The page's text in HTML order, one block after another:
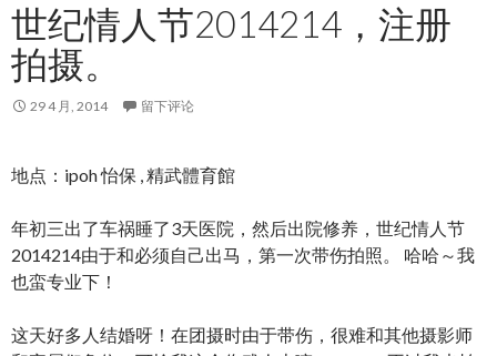
世纪情人节2014214，注册
拍摄。
29 4 月, 2014 留下评论
地点：ipoh 怡保 , 精武體育館
年初三出了车祸睡了3天医院，然后出院修养，世纪情人节
2014214由于和必须自己出马，第一次带伤拍照。 哈哈～我
也蛮专业下！
这天好多人结婚呀！在团摄时由于带伤，很难和其他摄影师